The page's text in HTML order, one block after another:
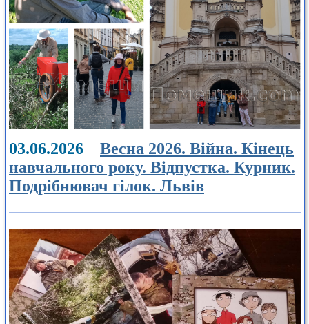
03.06.2026 Весна 2026. Війна. Кінець
навчального року. Відпустка. Курник.
Подрібнювач гілок. Львів